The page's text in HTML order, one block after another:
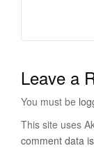
Leave a
You must be
This site uses
comment data